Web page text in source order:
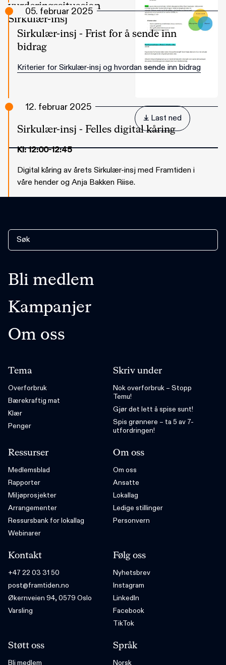
05. februar 2025
Sirkulær-insj - Frist for å sende inn
bidrag
Kriterier for Sirkulær-insj og hvordan sende inn bidrag
12. februar 2025
Sirkulær-insj - Felles digital kåring
Kl: 12:00-12:45
Digital kåring av årets Sirkulær-insj med Framtiden i
våre hender og Anja Bakken Riise.
direkte i innboksen.
vurderingssituasjon
Sirkulær-insj
 Last ned
Bli medlem
Kampanjer
Om oss
Tema
Overforbruk
Bærekraftig mat
Klær
Penger
Skriv under
Nok overforbruk – Stopp
Temu!
Gjør det lett å spise sunt!
Spis grønnere – ta 5 av 7-
utfordringen!
Ressurser
Medlemsblad
Rapporter
Miljøprosjekter
Arrangementer
Ressursbank for lokallag
Webinarer
Om oss
Om oss
Ansatte
Lokallag
Ledige stillinger
Personvern
Kontakt
+47 22 03 31 50
post@framtiden.no
Økernveien 94, 0579 Oslo
Varsling
Følg oss
Nyhetsbrev
Instagram
LinkedIn
Facebook
TikTok
Støtt oss
Bli medlem
Språk
Norsk